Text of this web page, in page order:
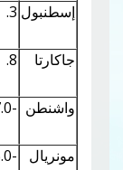
20
1
0
10
54
0
19
0
0
18
13
0